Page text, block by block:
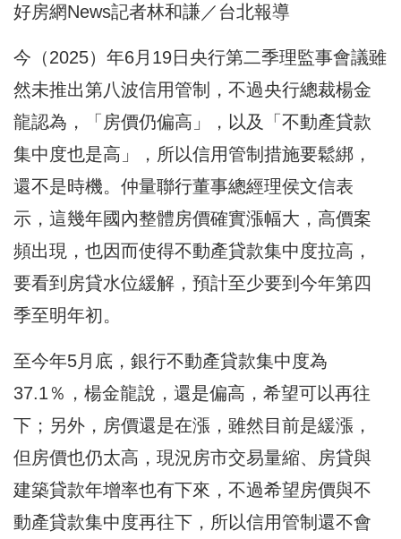
好房網News記者林和謙／台北報導
今（2025）年6月19日央行第二季理監事會議雖
然未推出第八波信用管制，不過央行總裁楊金
龍認為，「房價仍偏高」，以及「不動產貸款
集中度也是高」，所以信用管制措施要鬆綁，
還不是時機。仲量聯行董事總經理侯文信表
示，這幾年國內整體房價確實漲幅大，高價案
頻出現，也因而使得不動產貸款集中度拉高，
要看到房貸水位緩解，預計至少要到今年第四
季至明年初。
至今年5月底，銀行不動產貸款集中度為
37.1％，楊金龍說，還是偏高，希望可以再往
下；另外，房價還是在漲，雖然目前是緩漲，
但房價也仍太高，現況房市交易量縮、房貸與
建築貸款年增率也有下來，不過希望房價與不
動產貸款集中度再往下，所以信用管制還不會